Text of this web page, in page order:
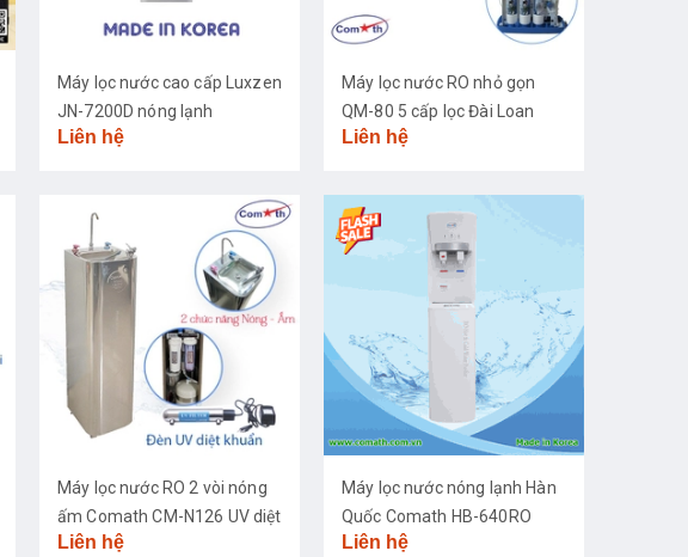
Máy lọc nước cao cấp Luxzen
JN-7200D nóng lạnh
Liên hệ
Máy lọc nước RO nhỏ gọn
QM-80 5 cấp lọc Đài Loan
Liên hệ
Máy lọc nước RO 2 vòi nóng
ấm Comath CM-N126 UV diệt
khuẩn
Liên hệ
Máy lọc nước nóng lạnh Hàn
Quốc Comath HB-640RO
Liên hệ